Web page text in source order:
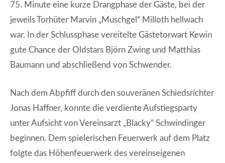
75. Minute eine kurze Drangphase der Gäste, bei der
jeweils Torhüter Marvin „Muschgel“ Milloth hellwach
war. In der Schlussphase vereitelte Gästetorwart Kewin
gute Chance der Oldstars Björn Zwing und Matthias
Baumann und abschließend von Schwender.
Nach dem Abpfiff durch den souveränen Schiedsrichter
Jonas Haffner, konnte die verdiente Aufstiegsparty
unter Aufsicht von Vereinsarzt „Blacky“ Schwindinger
beginnen. Dem spielerischen Feuerwerk auf dem Platz
folgte das Höhenfeuerwerk des vereinseigenen